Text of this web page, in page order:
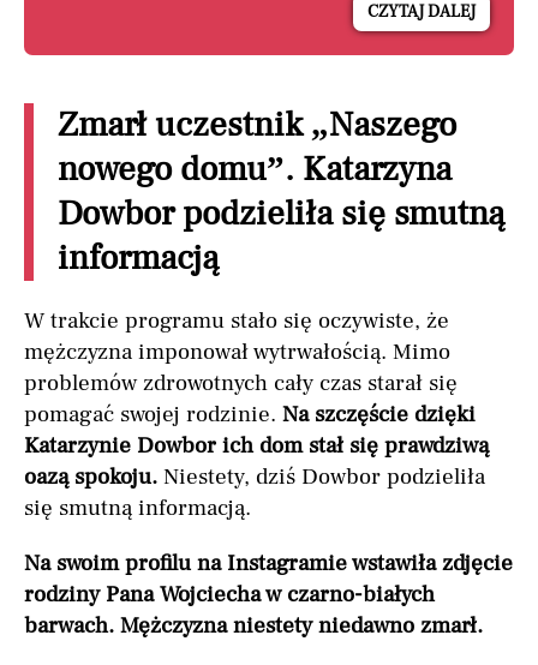
CZYTAJ DALEJ
Zmarł uczestnik „Naszego
nowego domu”. Katarzyna
Dowbor podzieliła się smutną
informacją
W trakcie programu stało się oczywiste, że
mężczyzna imponował wytrwałością. Mimo
problemów zdrowotnych cały czas starał się
pomagać swojej rodzinie. Na szczęście dzięki
Katarzynie Dowbor ich dom stał się prawdziwą
oazą spokoju. Niestety, dziś Dowbor podzieliła
się smutną informacją.
Na swoim profilu na Instagramie wstawiła zdjęcie
rodziny Pana Wojciecha w czarno-białych
barwach. Mężczyzna niestety niedawno zmarł.